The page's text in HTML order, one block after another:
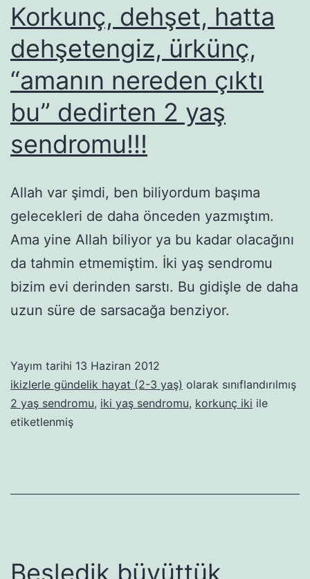
Korkunç, dehşet, hatta
dehşetengiz, ürkünç,
“amanın nereden çıktı
bu” dedirten 2 yaş
sendromu!!!
Allah var şimdi, ben biliyordum başıma
gelecekleri de daha önceden yazmıştım.
Ama yine Allah biliyor ya bu kadar olacağını
da tahmin etmemiştim. İki yaş sendromu
bizim evi derinden sarstı. Bu gidişle de daha
uzun süre de sarsacağa benziyor.
Yayım tarihi 13 Haziran 2012
ikizlerle gündelik hayat (2-3 yaş) olarak sınıflandırılmış
2 yaş sendromu, iki yaş sendromu, korkunç iki ile
etiketlenmiş
Besledik büyüttük